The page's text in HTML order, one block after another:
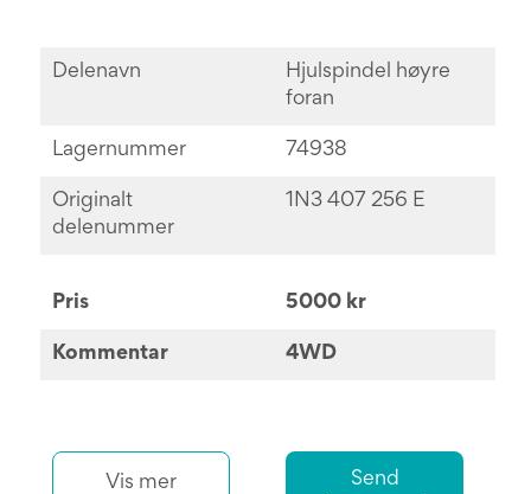
Delenavn
Hjulspindel høyre
foran
Lagernummer 74938
Originalt
delenummer
1N3 407 256 E
Pris 5000 kr
Kommentar 4WD
Vis mer
Send